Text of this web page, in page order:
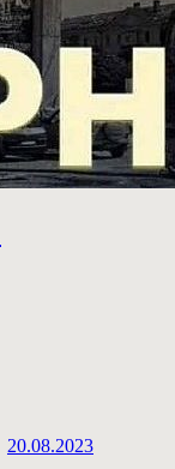
20.08.2023